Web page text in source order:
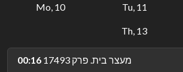
Mo, 10 Tu, 11
Th, 13
00:16
מעצר בית. פרק 17493